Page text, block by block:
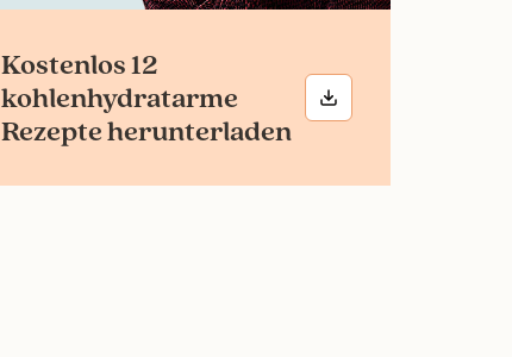
Kostenlos 12
kohlenhydratarme
Rezepte herunterladen